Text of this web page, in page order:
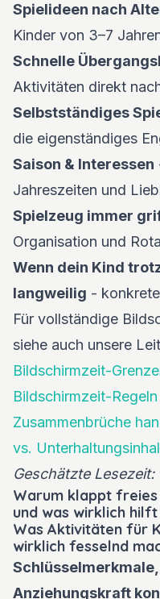
Spielideen nach
Kinder von 3–7
Schnelle
Aktivitäten direkt
Selbstständiges
die eigenständiges
Saison & Interessen
Jahreszeiten und
Spielzeug immer
Organisation und
Wenn dein Kind
langweilig -
Für vollständige
siehe auch unsere
Bildschirmzeit-
Bildschirmzeit-
Zusammenbrüche
vs.
Geschätzte Lesezeit:
Warum klappt
und was wirklich hilft
Was Aktivitäten für
wirklich fesselnd
Anziehungskraft